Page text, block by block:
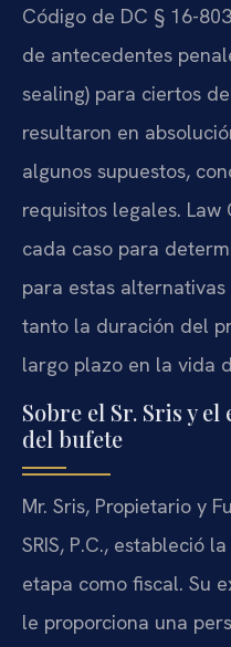
Código de DC § 16-
de antecedentes
sealing) para ciertos
resultaron en
algunos supuestos,
requisitos legales. Law
cada caso para
para estas
tanto la duración del
largo plazo en la vida
Sobre el Sr. Sris y
del bufete
Mr. Sris, Propietario y
SRIS, P.C., estableció
etapa como fiscal. Su
le proporciona una